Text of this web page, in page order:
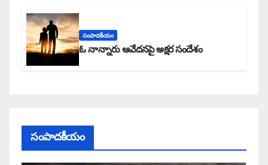
సంపాదకీయం
ఓ నాన్నారు ఆవేదనపై అక్షర సందేశం
సంపాదకీయం